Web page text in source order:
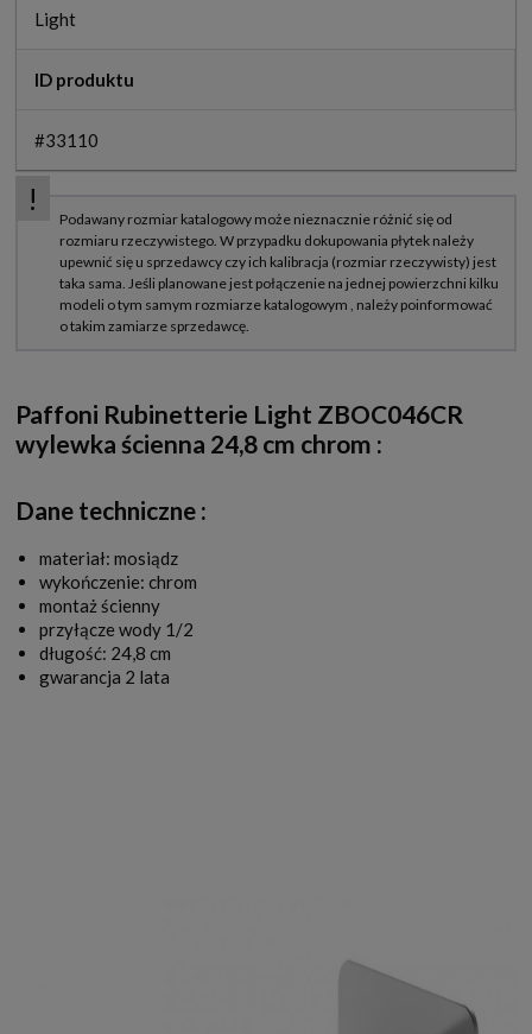
Light
ID produktu
#33110
Paffoni Rubinetterie Light ZBOC046CR
wylewka ścienna 24,8 cm chrom :
Dane techniczne :
materiał: mosiądz
wykończenie: chrom
montaż ścienny
przyłącze wody 1/2
długość: 24,8 cm
gwarancja 2 lata